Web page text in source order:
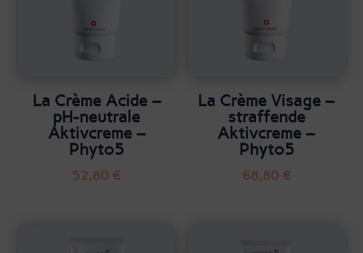
La Crème Acide –
pH-neutrale
Aktivcreme –
Phyto5
52,80 €
La Crème Visage –
straffende
Aktivcreme –
Phyto5
68,80 €